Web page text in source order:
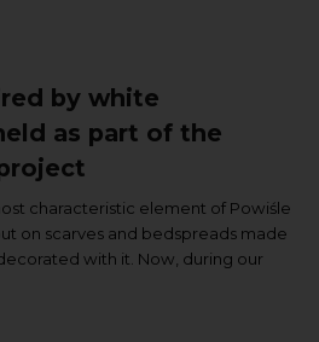
by white
as part of the
characteristic element of Powiśle
on scarves and bedspreads made
with it. Now, during our